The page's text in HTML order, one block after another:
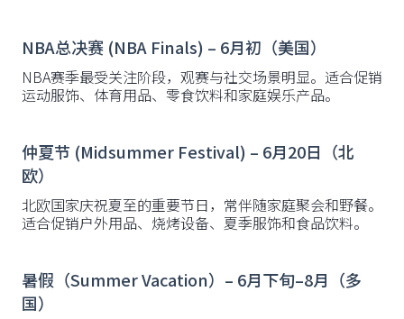
NBA总决赛 (NBA Finals) – 6月初（美国）
NBA赛季最受关注阶段，观赛与社交场景明显。适合促销
运动服饰、体育用品、零食饮料和家庭娱乐产品。
仲夏节 (Midsummer Festival) – 6月20日（北
欧）
北欧国家庆祝夏至的重要节日，常伴随家庭聚会和野餐。
适合促销户外用品、烧烤设备、夏季服饰和食品饮料。
暑假（Summer Vacation）– 6月下旬–8月（多
国）